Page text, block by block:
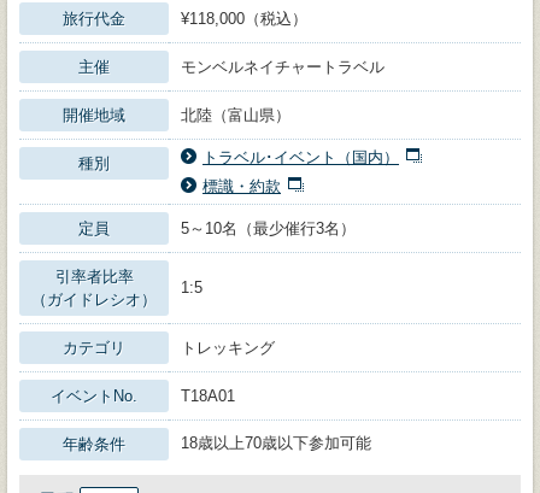
旅行代金 ¥118,000（税込）
主催 モンベルネイチャートラベル
開催地域 北陸（富山県）
種別
トラベル･イベント（国内）
標識・約款
定員 5～10名（最少催行3名）
引率者比率
（ガイドレシオ）
1:5
カテゴリ トレッキング
イベントNo. T18A01
年齢条件 18歳以上70歳以下参加可能